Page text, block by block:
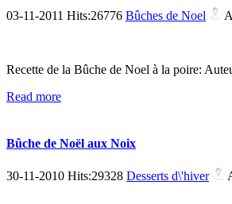
03-11-2011 Hits:26776 Bûches de Noel
Recette de la Bûche de Noel à la poire:
Read more
Bûche de Noël aux Noix
30-11-2010 Hits:29328 Desserts d\'hiver